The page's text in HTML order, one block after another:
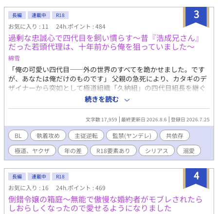
3
長編 連載中 R18
お気に入り : 11 24h.ポイント : 484
過剰な忠誠心で四代目を飼い慣らす〜昔『浩成兄さん』
だった若頭代理は、十年前から俺を狙っていました〜
綿雪
「俺の可愛い四代目――外の世界のすべてを跪かせました。です
が、あなたは俺だけのものです」 父親の急死により、カタギのデ
ザイナーから突如として極道組織「久納組」の四代目組長を継ぐ
ことになった玲生。 恐怖と重圧に押し潰されそうな彼を支えたの
は、幼い頃「浩成兄さん」と呼んで慕っていた完璧な若頭代理・
霞浩成だった。 「俺がすべてお支えします」 恭しく忠誠を誓い、
過剰なほどの優しさで守ってくれる霞に、玲生は深く依存してい
く。 しかし、それはすべて――玲生を逃げ場のない「籠の鳥」に
するため、十年前から仕組まれた狂気の罠だった。 父親の死も、
組の危機も、すべては一人の男の手のひらの上。 真実を知り絶望
する玲生を、霞は甘く深い快楽と肯定で追い詰めていき――。 執
着ヤンデレ攻め×悲劇の四代目受けが繰り広げる、主従逆転の狂
愛共依存BL。 【属性・要素】 ヤンデレ / 執着攻め / 主従逆転 / 監
禁・檻 / 共依存 / 歳の差 / 極道・裏社会
続きを読む
文字数 17,959 最終更新日 2026.8.6 登録日 2026.7.25
BL 執着攻め 主従逆転 監禁(ヤンデレ)
共依存
極道、ヤクザ
年の差 R18要素あり シリアス 溺愛
4
長編 連載中 R18
お気に入り : 16 24h.ポイント : 469
倒錯令嬢の箱庭～無能で傲慢な婚約者がモブレされたら
しおらしくなったので愛せるようになりました